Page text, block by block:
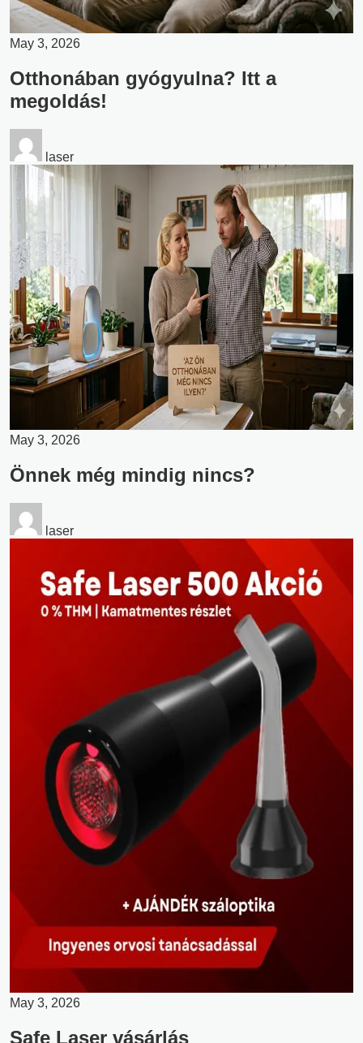
May 3, 2026
Otthonában gyógyulna? Itt a
megoldás!
laser
May 3, 2026
Önnek még mindig nincs?
laser
May 3, 2026
Safe Laser vásárlás